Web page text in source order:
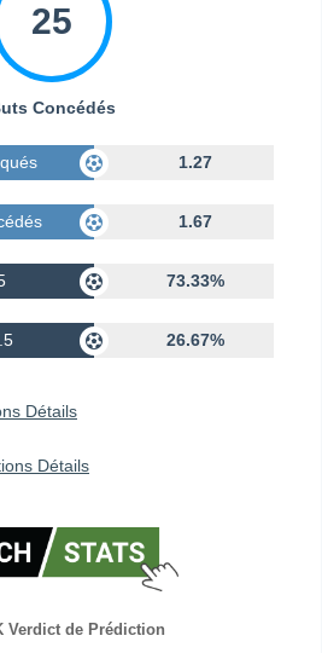
25
Concédés
1.27
1.67
73.33%
26.67%
Détails
Détails
Verdict de Prédiction